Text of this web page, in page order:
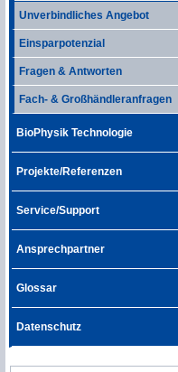
Unverbindliches Angebot
Einsparpotenzial
Fragen & Antworten
Fach- & Großhändleranfragen
BioPhysik Technologie
Projekte/Referenzen
Service/Support
Ansprechpartner
Glossar
Datenschutz